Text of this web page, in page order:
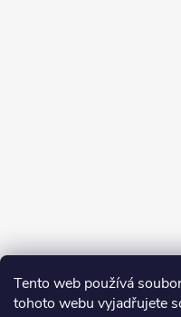
Tento web používá
tohoto webu vyjadřujete